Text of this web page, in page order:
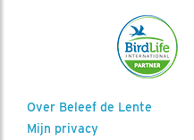
Over Beleef de Lente
Mijn privacy